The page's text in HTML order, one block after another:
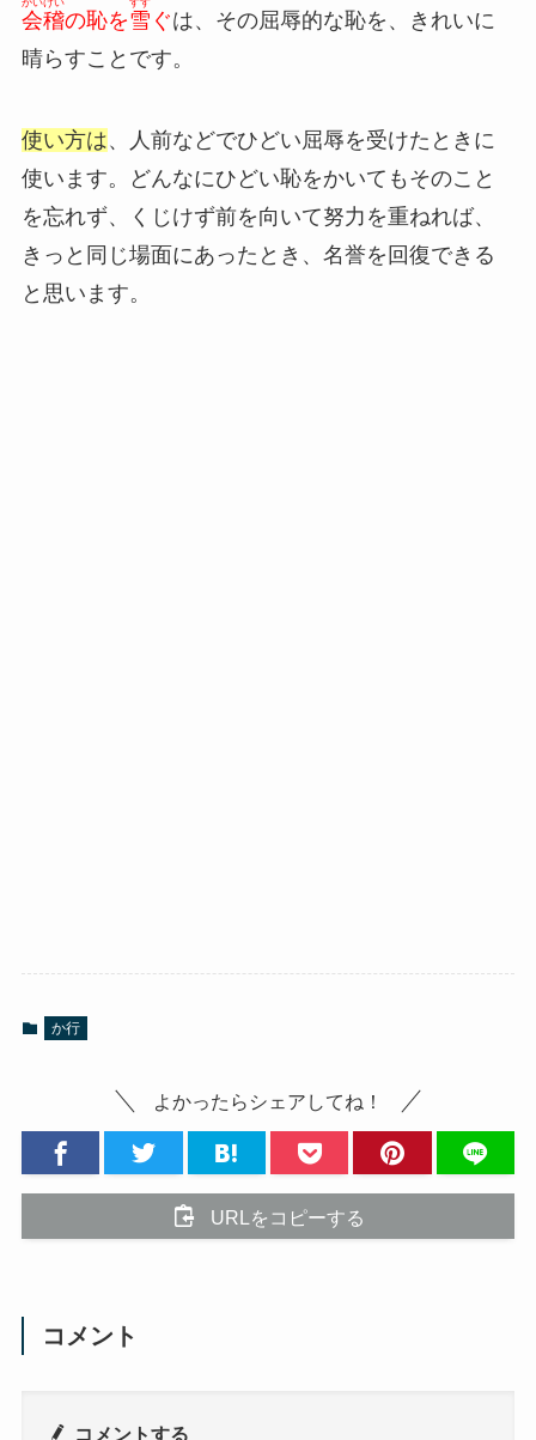
会稽の恥を雪 ぐは、その屈辱的な恥を、きれいに
晴らすことです。
使い方は、人前などでひどい屈辱を受けたときに
使います。どんなにひどい恥をかいてもそのこと
を忘れず、くじけず前を向いて努力を重ねれば、
きっと同じ場面にあったとき、名誉を回復できる
と思います。
か行
よかったらシェアしてね！
URLをコピーする
コメント
コメントする